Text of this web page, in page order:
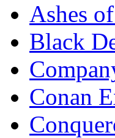
Ashes
Black
Conan